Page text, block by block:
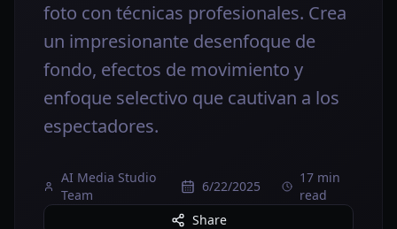
foto con técnicas profesionales. Crea
un impresionante desenfoque de
fondo, efectos de movimiento y
enfoque selectivo que cautivan a los
espectadores.
AI Media Studio
Team
6/22/2025
17 min
read
Share